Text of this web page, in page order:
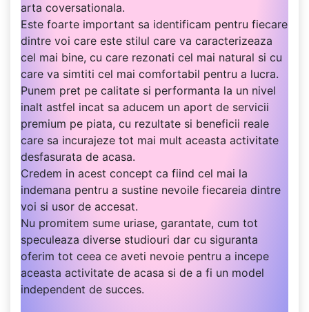
arta coversationala.
Este foarte important sa identificam pentru fiecare
dintre voi care este stilul care va caracterizeaza
cel mai bine, cu care rezonati cel mai natural si cu
care va simtiti cel mai comfortabil pentru a lucra.
Punem pret pe calitate si performanta la un nivel
inalt astfel incat sa aducem un aport de servicii
premium pe piata, cu rezultate si beneficii reale
care sa incurajeze tot mai mult aceasta activitate
desfasurata de acasa.
Credem in acest concept ca fiind cel mai la
indemana pentru a sustine nevoile fiecareia dintre
voi si usor de accesat.
Nu promitem sume uriase, garantate, cum tot
speculeaza diverse studiouri dar cu siguranta
oferim tot ceea ce aveti nevoie pentru a incepe
aceasta activitate de acasa si de a fi un model
independent de succes.